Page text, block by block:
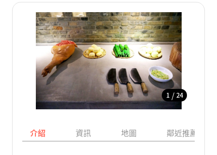
1 / 24
介紹 資訊 地圖 鄰近推薦景點